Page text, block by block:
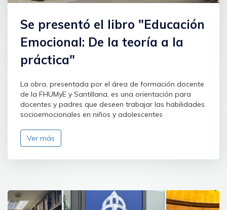
Se presentó el libro "Educación
Emocional: De la teoría a la
práctica"
La obra, presentada por el área de formación docente
de la FHUMyE y Santillana, es una orientación para
docentes y padres que deseen trabajar las habilidades
socioemocionales en niños y adolescentes
Ver más